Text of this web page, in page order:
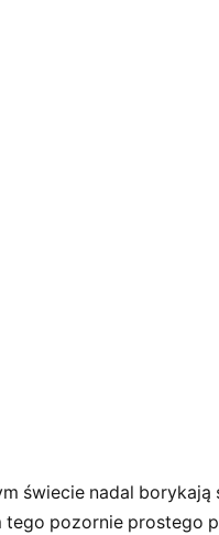
świecie nadal borykają
tego pozornie prostego